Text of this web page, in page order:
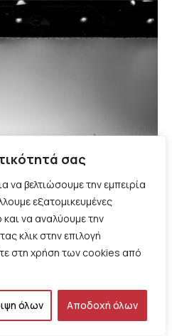
σας
να βελτιώσουμε την εμπειρία
εξατομικευμένες
και να αναλύουμε την
κλικ στην επιλογή
στη χρήση των cookies από
όλων Αποδοχή όλων
του ’60 …τραγουδούν
Μοσχοχωρίτου